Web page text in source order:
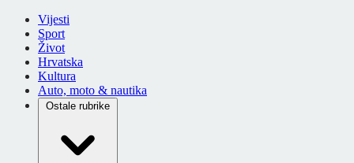
Vijesti
Sport
Život
Hrvatska
Kultura
Auto, moto & nautika
Ostale rubrike